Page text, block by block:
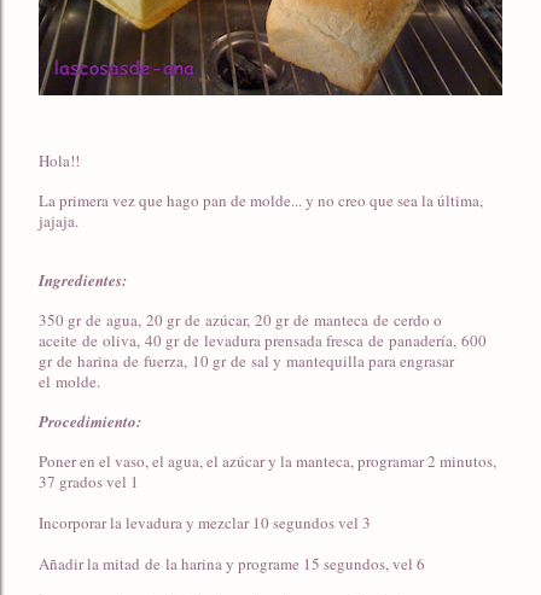
Hola!!
La primera vez que hago pan de molde... y no creo que sea la última,
jajaja.
Ingredientes:
350 gr de agua, 20 gr de azúcar, 20 gr de manteca de cerdo o
aceite de oliva, 40 gr de levadura prensada fresca de panadería, 600
gr de harina de fuerza, 10 gr de sal y mantequilla para engrasar
el molde.
Procedimiento:
Poner en el vaso, el agua, el azúcar y la manteca, programar 2 minutos,
37 grados vel 1
Incorporar la levadura y mezclar 10 segundos vel 3
Añadir la mitad de la harina y programe 15 segundos, vel 6